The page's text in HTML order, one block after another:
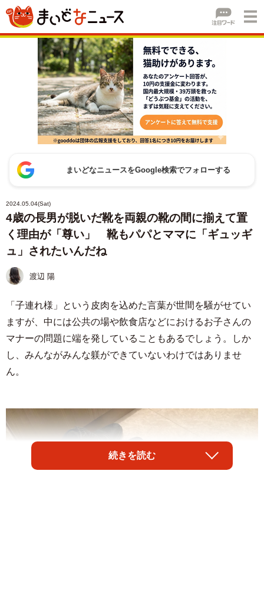
まいどなニュースをGoogle検索でフォローする
2024.05.04(Sat)
4歳の長男が脱いだ靴を両親の靴の間に揃えて置
く理由が「尊い」 靴もパパとママに「ギュッギ
ュ」されたいんだね
渡辺 陽
「子連れ様」という皮肉を込めた言葉が世間を騒がせてい
ますが、中には公共の場や飲食店などにおけるお子さんの
マナーの問題に端を発していることもあるでしょう。しか
し、みんながみんな躾ができていないわけではありませ
ん。
続きを読む